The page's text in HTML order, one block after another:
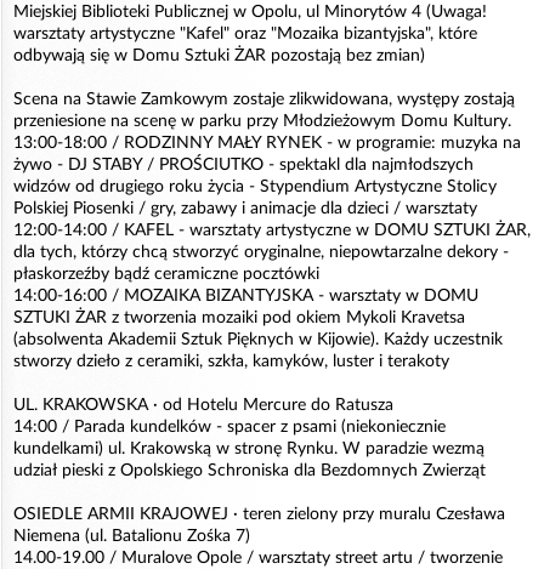
Miejskiej Biblioteki Publicznej w Opolu, ul Minorytów 4 (Uwaga!
warsztaty artystyczne "Kafel" oraz "Mozaika bizantyjska", które
odbywają się w Domu Sztuki ŻAR pozostają bez zmian)
Scena na Stawie Zamkowym zostaje zlikwidowana, występy zostają
przeniesione na scenę w parku przy Młodzieżowym Domu Kultury.
13:00-18:00 / RODZINNY MAŁY RYNEK - w programie: muzyka na
żywo - DJ STABY / PROŚCIUTKO - spektakl dla najmłodszych
widzów od drugiego roku życia - Stypendium Artystyczne Stolicy
Polskiej Piosenki / gry, zabawy i animacje dla dzieci / warsztaty
12:00-14:00 / KAFEL - warsztaty artystyczne w DOMU SZTUKI ŻAR,
dla tych, którzy chcą stworzyć oryginalne, niepowtarzalne dekory -
płaskorzeźby bądź ceramiczne pocztówki
14:00-16:00 / MOZAIKA BIZANTYJSKA - warsztaty w DOMU
SZTUKI ŻAR z tworzenia mozaiki pod okiem Mykoli Kravetsa
(absolwenta Akademii Sztuk Pięknych w Kijowie). Każdy uczestnik
stworzy dzieło z ceramiki, szkła, kamyków, luster i terakoty
UL. KRAKOWSKA · od Hotelu Mercure do Ratusza
14:00 / Parada kundelków - spacer z psami (niekoniecznie
kundelkami) ul. Krakowską w stronę Rynku. W paradzie wezmą
udział pieski z Opolskiego Schroniska dla Bezdomnych Zwierząt
OSIEDLE ARMII KRAJOWEJ · teren zielony przy muralu Czesława
Niemena (ul. Batalionu Zośka 7)
14.00-19.00 / Muralove Opole / warsztaty street artu / tworzenie